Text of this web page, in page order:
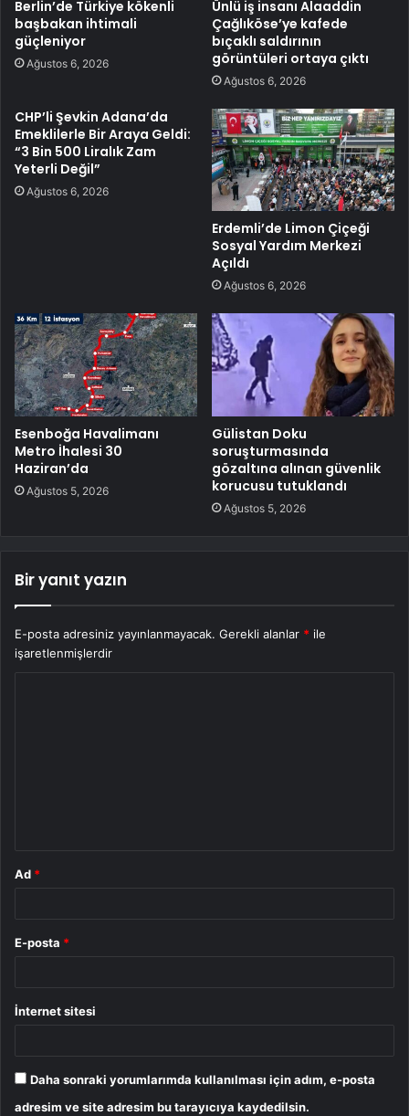
Berlin’de Türkiye kökenli
başbakan ihtimali
güçleniyor
Ağustos 6, 2026
Ünlü iş insanı Alaaddin
Çağlıköse’ye kafede
bıçaklı saldırının
görüntüleri ortaya çıktı
Ağustos 6, 2026
CHP’li Şevkin Adana’da
Emeklilerle Bir Araya Geldi:
“3 Bin 500 Liralık Zam
Yeterli Değil”
Ağustos 6, 2026
Erdemli’de Limon Çiçeği
Sosyal Yardım Merkezi
Açıldı
Ağustos 6, 2026
Esenboğa Havalimanı
Metro İhalesi 30
Haziran’da
Ağustos 5, 2026
Gülistan Doku
soruşturmasında
gözaltına alınan güvenlik
korucusu tutuklandı
Ağustos 5, 2026
Bir yanıt yazın
E-posta adresiniz yayınlanmayacak. Gerekli alanlar * ile
işaretlenmişlerdir
Ad *
E-posta *
İnternet sitesi
Daha sonraki yorumlarımda kullanılması için adım, e-posta
adresim ve site adresim bu tarayıcıya kaydedilsin.